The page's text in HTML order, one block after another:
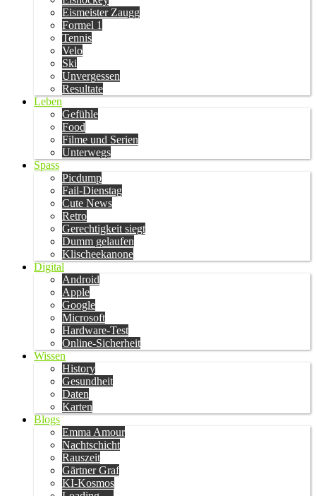
Eismeister Zaugg
Formel 1
Tennis
Velo
Ski
Unvergessen
Resultate
Leben
Gefühle
Food
Filme und Serien
Unterwegs
Spass
Picdump
Fail-Dienstag
Cute News
Retro
Gerechtigkeit siegt
Dumm gelaufen
Klischeekanone
Digital
Android
Apple
Google
Microsoft
Hardware-Test
Online-Sicherheit
Wissen
History
Gesundheit
Daten
Karten
Blogs
Emma Amour
Nachtschicht
Rauszeit
Gärtner Graf
KI-Kosmos